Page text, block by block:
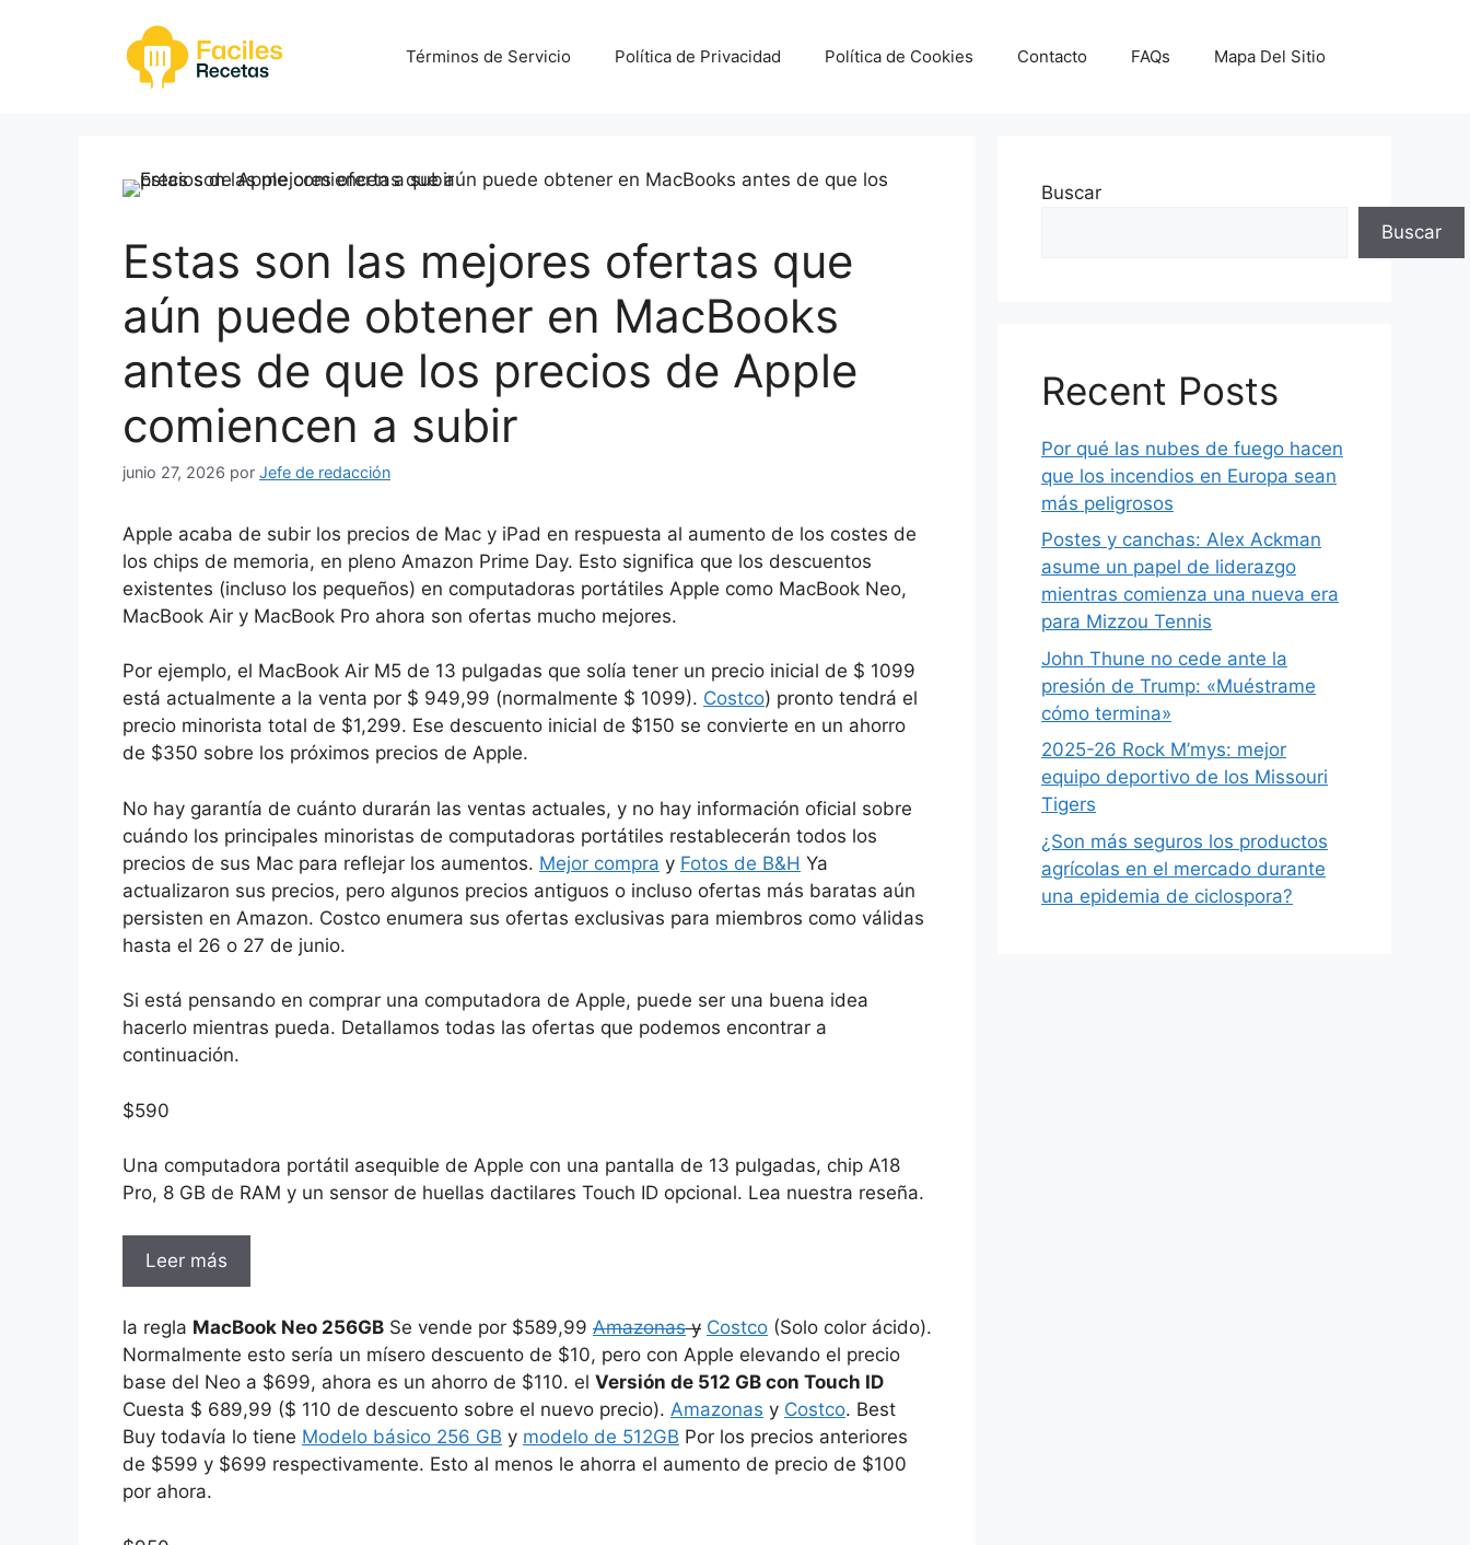
Términos de Servicio Política de Privacidad Política de Cookies Contacto FAQs Mapa Del Sitio
Estas son las mejores ofertas que
aún puede obtener en MacBooks
antes de que los precios de Apple
comiencen a subir
junio 27, 2026 por Jefe de redacción
Apple acaba de subir los precios de Mac y iPad en respuesta al aumento de los costes de
los chips de memoria, en pleno Amazon Prime Day. Esto significa que los descuentos
existentes (incluso los pequeños) en computadoras portátiles Apple como MacBook Neo,
MacBook Air y MacBook Pro ahora son ofertas mucho mejores.
Por ejemplo, el MacBook Air M5 de 13 pulgadas que solía tener un precio inicial de $ 1099
está actualmente a la venta por $ 949,99 (normalmente $ 1099). Costco) pronto tendrá el
precio minorista total de $1,299. Ese descuento inicial de $150 se convierte en un ahorro
de $350 sobre los próximos precios de Apple.
No hay garantía de cuánto durarán las ventas actuales, y no hay información oficial sobre
cuándo los principales minoristas de computadoras portátiles restablecerán todos los
precios de sus Mac para reflejar los aumentos. Mejor compra y Fotos de B&H Ya
actualizaron sus precios, pero algunos precios antiguos o incluso ofertas más baratas aún
persisten en Amazon. Costco enumera sus ofertas exclusivas para miembros como válidas
hasta el 26 o 27 de junio.
Si está pensando en comprar una computadora de Apple, puede ser una buena idea
hacerlo mientras pueda. Detallamos todas las ofertas que podemos encontrar a
continuación.
$590
Una computadora portátil asequible de Apple con una pantalla de 13 pulgadas, chip A18
Pro, 8 GB de RAM y un sensor de huellas dactilares Touch ID opcional. Lea nuestra reseña.
Leer más
la regla MacBook Neo 256GB Se vende por $589,99 Amazonasy Costco (Solo color ácido).
Normalmente esto sería un mísero descuento de $10, pero con Apple elevando el precio
base del Neo a $699, ahora es un ahorro de $110. el Versión de 512 GB con Touch ID
Cuesta $ 689,99 ($ ​​110 de descuento sobre el nuevo precio). Amazonas y Costco. Best
Buy todavía lo tiene Modelo básico 256 GB y modelo de 512GB Por los precios anteriores
de $599 y $699 respectivamente. Esto al menos le ahorra el aumento de precio de $100
por ahora.
Buscar
Buscar
Recent Posts
Por qué las nubes de fuego hacen
que los incendios en Europa sean
más peligrosos
Postes y canchas: Alex Ackman
asume un papel de liderazgo
mientras comienza una nueva era
para Mizzou Tennis
John Thune no cede ante la
presión de Trump: «Muéstrame
cómo termina»
2025-26 Rock M’mys: mejor
equipo deportivo de los Missouri
Tigers
¿Son más seguros los productos
agrícolas en el mercado durante
una epidemia de ciclospora?